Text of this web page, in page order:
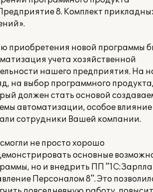
8. Комплект
приобретения новой программы
учета хозяйственной
нашего предприятия. На
на выбор программного
должен стать основой
автоматизации, особое влияние
сотрудники Вашей компании.
не просто хорошо
основные
но и внедрить ПП
Персоналом 8". Это